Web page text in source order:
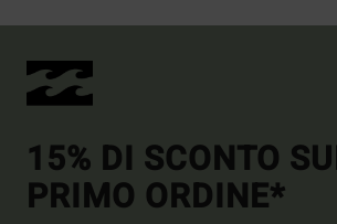
15% DI SCONTO
PRIMO ORDINE*